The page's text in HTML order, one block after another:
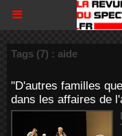
Tags (7) : aide
"D'autres familles
dans les affaires de